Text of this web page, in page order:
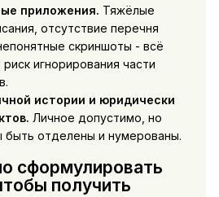
приложения. Тяжёлые
отсутствие перечня
скриншоты - всё
игнорирования части
истории и юридически
Личное допустимо, но
быть отделены и нумерованы.
сформулировать
получить